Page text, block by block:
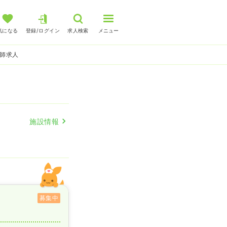
になる 登録/ログイン 求人検索 メニュー
求人
施設情報
募集中